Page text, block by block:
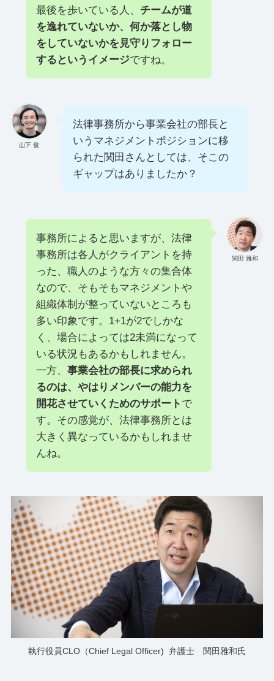
最後を歩いている人、 チームが道
を逸れていないか、何か落とし物
をしていないかを見守りフォロー
するというイメージですね。
山下 俊
法律事務所から事業会社の部長と
いうマネジメントポジションに移
られた関田さんとしては、そこの
ギャップはありましたか？
関田 雅和
事務所によると思いますが、法律
事務所は各人がクライアントを持
った、職人のような方々の集合体
なので、そもそもマネジメントや
組織体制が整っていないところも
多い印象です。1+1が2でしかな
く、場合によっては2未満になって
いる状況もあるかもしれません。
一方、 事業会社の部長に求められ
るのは、やはりメンバーの能力を
開花させていくためのサポート で
す。その感覚が、法律事務所とは
大きく異なっているかもしれませ
んね。
執行役員CLO（Chief Legal Officer) 弁護士 関田雅和氏